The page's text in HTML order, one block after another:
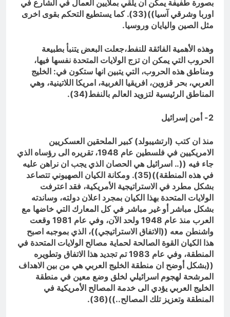
بصورة طفيفة يمكن ان يلقي بملايين العمال في الشارع في
اوربا وشرقي آسيا))(33). كما يستطيع التحكم بقوى اخرى
مثل الصين واليايان وروسيا.
وهذه الأهمية الفائقة للنفط،جعلت البعض يتنبأ بطبيعة
الحروب التي يمكن ان تزج الولايات المتحدة نفسها فيها،
ومناطق هذه الحروب، التي يتبين انها ستكون في: الخليج
العربي، بحر قزوين، افريقيا الغربية، امريكا اللاتينية، وهي
المناطق الرئيسية لتزويد العالم بالنفط(34).
2- أمن إسرائيل
منذ ان كتب (ارتشيبولد) كبير الملحقين العسكريين
الامريكيين في فلسطين عام 1948، تقريره الى رؤساه الذي
جاء فيه ((.. اسرائيل هي الحصان الذي يجب ان نراهن عليه
في هذه المنطقة))(35). ومكانة الكيان الصهيوني تتصاعد
بشكل مطرد في الاستراتيجية الأمريكية، فقد اعترفت
الولايات المتحدة بهذا الكيان بمجرد اعلان دولته، وساندته
بشكل مباشر أو غير مباشر في كل المعارك التي خاضها مع
العرب منذ عام 1948 ولحد الآن، وفي عام 1981 وقعت
واشنطن معه ((الاتفاق الاستراتيجي))، الذي بموجبه اصبح
هذا الكيان القوة الصالحة لحماية مصالح الولايات المتحدة في
المنطقة، وفي عام 1983 تم تجديد هذا الاتفاق وتطويره
((بشكل أوضح ان منطقة الخليج العربي هي من بين الاهداف
المرشحة لهجوم اسرائيلي لخلق وضع معين في منطقة
الخليج العربي يؤدي الى خدمة المصالح الأمريكية في
المنطقة وتعزيز تلك المصالح..))(36).